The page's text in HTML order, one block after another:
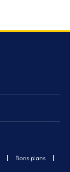
Bons plans